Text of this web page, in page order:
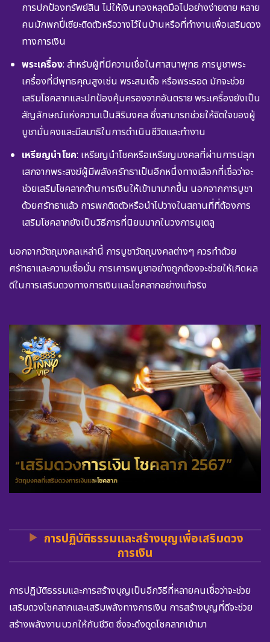
การปกป้องทรัพย์สิน ไม่ให้เงินทองหลุดมือไปอย่างง่ายดาย หลาย
คนมักพกปี่เซียะติดตัวหรือวางไว้ในบ้านหรือที่ทำงานเพื่อเสริมดวง
ทางการเงิน
พระเครื่อง: สำหรับผู้ที่มีความเชื่อในศาสนาพุทธ การบูชาพระ
เครื่องที่มีพุทธคุณสูงเช่น พระสมเด็จ หรือพระรอด มักจะช่วย
เสริมโชคลาภและปกป้องคุ้มครองจากอันตราย พระเครื่องยังเป็น
สัญลักษณ์แห่งความเป็นสิริมงคล ซึ่งสามารถช่วยให้จิตใจของผู้
บูชามั่นคงและมีสมาธิในการดำเนินชีวิตและทำงาน
เหรียญนำโชค: เหรียญนำโชคหรือเหรียญมงคลที่ผ่านการปลุก
เสกจากพระสงฆ์ผู้มีพลังศรัทธาเป็นอีกหนึ่งทางเลือกที่เชื่อว่าจะ
ช่วยเสริมโชคลาภด้านการเงินให้เข้ามามากขึ้น นอกจากการบูชา
ด้วยศรัทธาแล้ว การพกติดตัวหรือนำไปวางในสถานที่ที่ต้องการ
เสริมโชคลาภยังเป็นวิธีการที่นิยมมากในวงการมูเตลู
นอกจากวัตถุมงคลเหล่านี้ การบูชาวัตถุมงคลต่างๆ ควรทำด้วย
ศรัทธาและความเชื่อมั่น การเคารพบูชาอย่างถูกต้องจะช่วยให้เกิดผล
ดีในการเสริมดวงทางการเงินและโชคลาภอย่างแท้จริง
การปฏิบัติธรรมและสร้างบุญเพื่อเสริมดวง
การเงิน
การปฏิบัติธรรมและการสร้างบุญเป็นอีกวิธีที่หลายคนเชื่อว่าจะช่วย
เสริมดวงโชคลาภและเสริมพลังทางการเงิน การสร้างบุญที่ดีจะช่วย
สร้างพลังงานบวกให้กับชีวิต ซึ่งจะดึงดูดโชคลาภเข้ามา